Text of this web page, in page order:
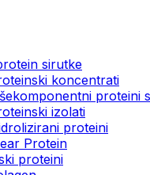
sirutke
koncentrati
proteini
izolati
proteini
Protein
proteini